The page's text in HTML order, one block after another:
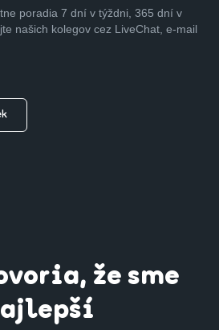
poradia 7 dní v týždni, 365 dní v
našich kolegov cez LiveChat, e-mail
že sme